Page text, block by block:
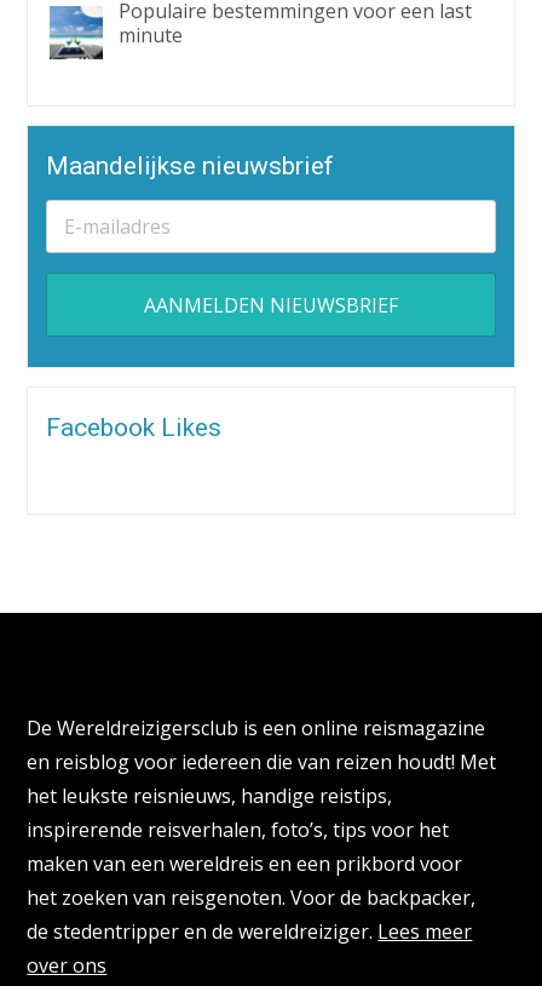
Populaire bestemmingen voor een last
minute
Maandelijkse nieuwsbrief
Alternative:
Facebook Likes
De Wereldreizigersclub is een online reismagazine
en reisblog voor iedereen die van reizen houdt! Met
het leukste reisnieuws, handige reistips,
inspirerende reisverhalen, foto’s, tips voor het
maken van een wereldreis en een prikbord voor
het zoeken van reisgenoten. Voor de backpacker,
de stedentripper en de wereldreiziger. Lees meer
over ons